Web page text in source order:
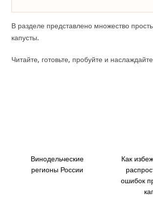
В разделе представлено множество
капусты.
Читайте, готовьте, пробуйте и
Винодельческие
регионы России
Как
ошибок